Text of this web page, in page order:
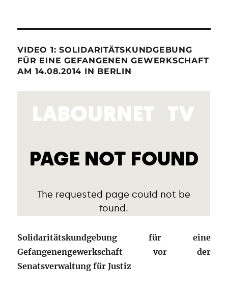
VIDEO 1: SOLIDARITÄTSKUNDGEBUNG
FÜR EINE GEFANGENEN GEWERKSCHAFT
AM 14.08.2014 IN BERLIN
Solidaritätskundgebung für eine
Gefangenengewerkschaft vor der
Senatsverwaltung für Justiz